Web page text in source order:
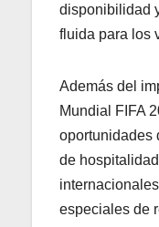
disponibilidad
fluida para los
Además del
Mundial FIFA
oportunidades
de
especiales de